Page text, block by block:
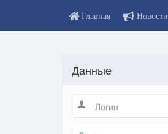
Главная Новости
Данные